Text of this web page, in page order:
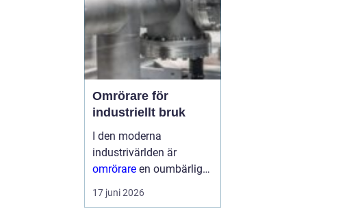
om p...
Omrörare för
industriellt bruk
I den moderna
industrivärlden är
omrörare en oumbärlig
del av många
produktionsprocesser.
17 juni 2026